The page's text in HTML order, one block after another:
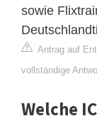
sowie
Antrag auf
vollständige
Welche